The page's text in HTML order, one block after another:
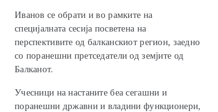
Иванов се обрати и во рамките на
специјалната сесија посветена на
перспективите од балканскиот регион, заедно
со поранешни претседатели од земјите од
Балканот.
Учесници на настаните беа сегашни и
поранешни државни и владини функционери,